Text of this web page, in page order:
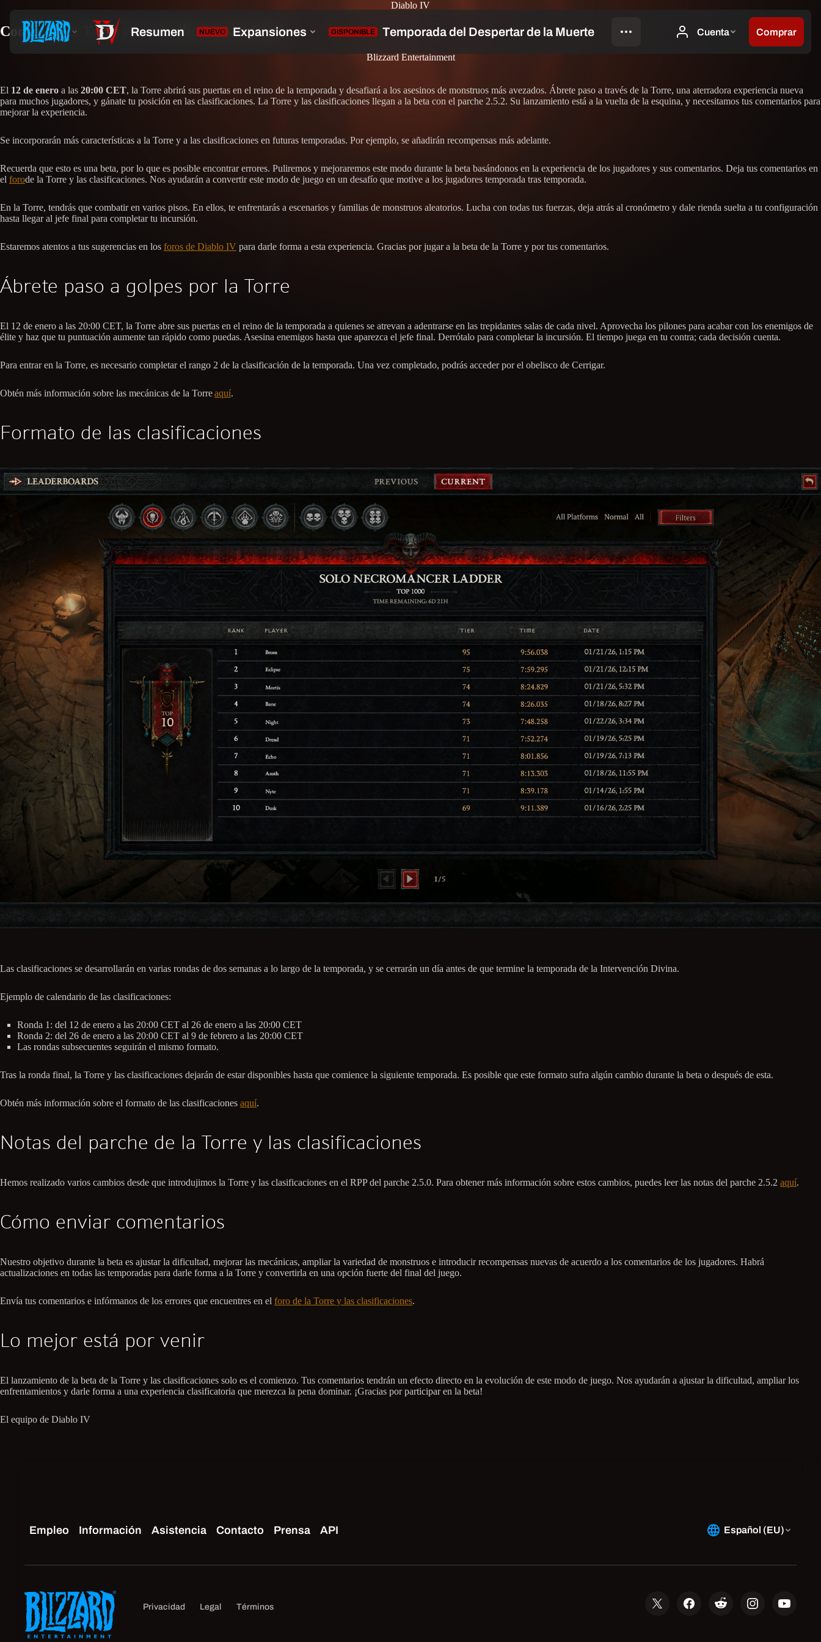
Diablo IV
Conquista la Torre y las clasificaciones (beta)
Blizzard Entertainment
El 12 de enero a las 20:00 CET, la Torre abrirá sus puertas en el reino de la temporada y desafiará a los asesinos de monstruos más avezados. Ábrete paso a través de la Torre, una aterradora experiencia nueva
para muchos jugadores, y gánate tu posición en las clasificaciones. La Torre y las clasificaciones llegan a la beta con el parche 2.5.2. Su lanzamiento está a la vuelta de la esquina, y necesitamos tus comentarios para
mejorar la experiencia.
Se incorporarán más características a la Torre y a las clasificaciones en futuras temporadas. Por ejemplo, se añadirán recompensas más adelante.
Recuerda que esto es una beta, por lo que es posible encontrar errores. Puliremos y mejoraremos este modo durante la beta basándonos en la experiencia de los jugadores y sus comentarios. Deja tus comentarios en
el forode la Torre y las clasificaciones. Nos ayudarán a convertir este modo de juego en un desafío que motive a los jugadores temporada tras temporada.
En la Torre, tendrás que combatir en varios pisos. En ellos, te enfrentarás a escenarios y familias de monstruos aleatorios. Lucha con todas tus fuerzas, deja atrás al cronómetro y dale rienda suelta a tu configuración
hasta llegar al jefe final para completar tu incursión.
Estaremos atentos a tus sugerencias en los foros de Diablo IV para darle forma a esta experiencia. Gracias por jugar a la beta de la Torre y por tus comentarios.
Ábrete paso a golpes por la Torre
El 12 de enero a las 20:00 CET, la Torre abre sus puertas en el reino de la temporada a quienes se atrevan a adentrarse en las trepidantes salas de cada nivel. Aprovecha los pilones para acabar con los enemigos de
élite y haz que tu puntuación aumente tan rápido como puedas. Asesina enemigos hasta que aparezca el jefe final. Derrótalo para completar la incursión. El tiempo juega en tu contra; cada decisión cuenta.
Para entrar en la Torre, es necesario completar el rango 2 de la clasificación de la temporada. Una vez completado, podrás acceder por el obelisco de Cerrigar.
Obtén más información sobre las mecánicas de la Torreaquí.
Formato de las clasificaciones
Las clasificaciones se desarrollarán en varias rondas de dos semanas a lo largo de la temporada, y se cerrarán un día antes de que termine la temporada de la Intervención Divina.
Ejemplo de calendario de las clasificaciones:
Ronda 1: del 12 de enero a las 20:00 CET al 26 de enero a las 20:00 CET
Ronda 2: del 26 de enero a las 20:00 CET al 9 de febrero a las 20:00 CET
Las rondas subsecuentes seguirán el mismo formato.
Tras la ronda final, la Torre y las clasificaciones dejarán de estar disponibles hasta que comience la siguiente temporada. Es posible que este formato sufra algún cambio durante la beta o después de esta.
Obtén más información sobre el formato de las clasificaciones aquí.
Notas del parche de la Torre y las clasificaciones
Hemos realizado varios cambios desde que introdujimos la Torre y las clasificaciones en el RPP del parche 2.5.0. Para obtener más información sobre estos cambios, puedes leer las notas del parche 2.5.2 aquí.
Cómo enviar comentarios
Nuestro objetivo durante la beta es ajustar la dificultad, mejorar las mecánicas, ampliar la variedad de monstruos e introducir recompensas nuevas de acuerdo a los comentarios de los jugadores. Habrá
actualizaciones en todas las temporadas para darle forma a la Torre y convertirla en una opción fuerte del final del juego.
Envía tus comentarios e infórmanos de los errores que encuentres en el foro de la Torre y las clasificaciones.
Lo mejor está por venir
El lanzamiento de la beta de la Torre y las clasificaciones solo es el comienzo. Tus comentarios tendrán un efecto directo en la evolución de este modo de juego. Nos ayudarán a ajustar la dificultad, ampliar los
enfrentamientos y darle forma a una experiencia clasificatoria que merezca la pena dominar. ¡Gracias por participar en la beta!
El equipo de Diablo IV